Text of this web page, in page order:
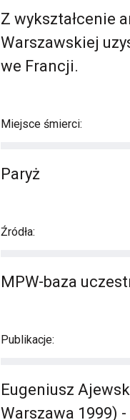
Z wykształcenie
Warszawskiej
we Francji.
Miejsce śmierci:
Paryż
Źródła:
MPW-baza
Publikacje:
Eugeniusz
Warszawa 1999) -